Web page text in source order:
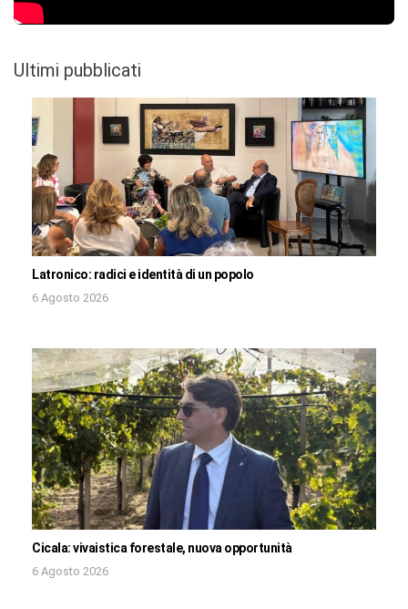
Ultimi pubblicati
Latronico: radici e identità di un popolo
6 Agosto 2026
Cicala: vivaistica forestale, nuova opportunità
6 Agosto 2026